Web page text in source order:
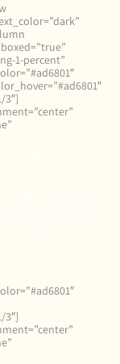
1-percent”
3″]
3″]